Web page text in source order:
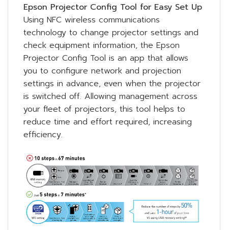
Epson Projector Config Tool for Easy Set Up
Using NFC wireless communications
technology to change projector settings and
check equipment information, the Epson
Projector Config Tool is an app that allows
you to configure network and projection
settings in advance, even when the projector
is switched off. Allowing management across
your fleet of projectors, this tool helps to
reduce time and effort required, increasing
efficiency.